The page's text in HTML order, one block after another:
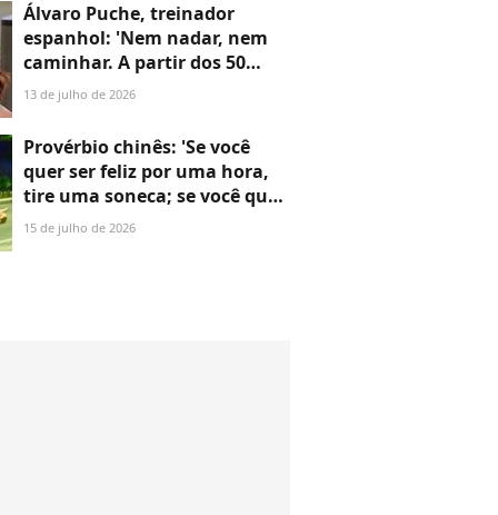
Álvaro Puche, treinador
espanhol: 'Nem nadar, nem
caminhar. A partir dos 50
anos, é absolutamente
13 de julho de 2026
Provérbio chinês: 'Se você
quer ser feliz por uma hora,
tire uma soneca; se você quer
ser feliz para o resto da vida,
15 de julho de 2026